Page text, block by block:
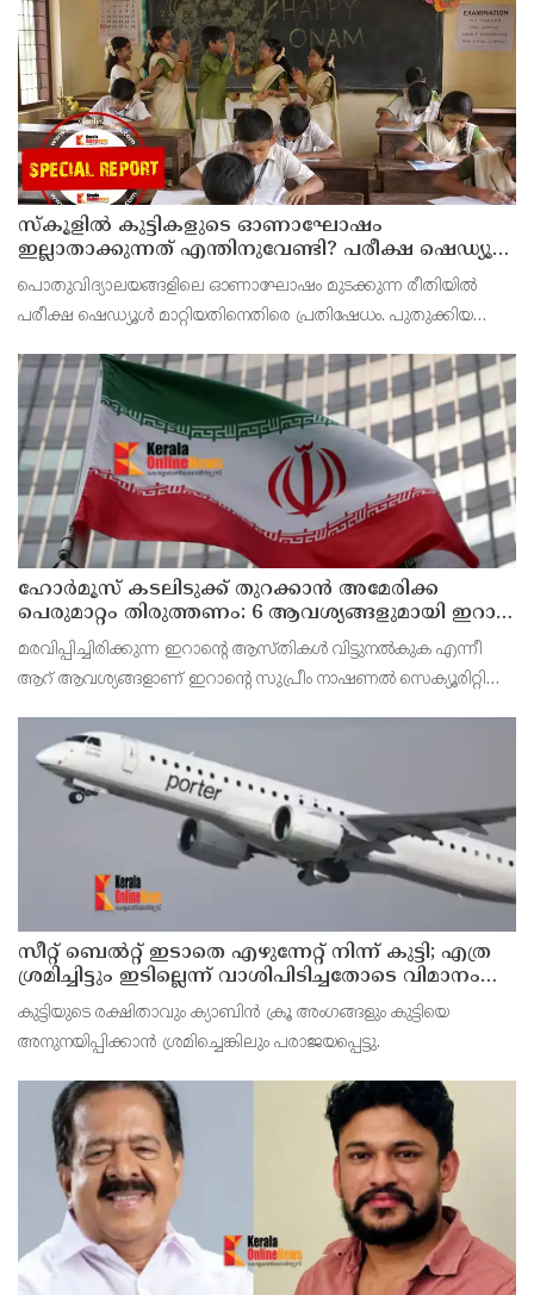
സ്‌കൂളില്‍ കുട്ടികളുടെ ഓണാഘോഷം
ഇല്ലാതാക്കുന്നത് എന്തിനുവേണ്ടി? പരീക്ഷ ഷെഡ്യൂള്‍
മാറ്റിയത് തിരുത്തുമോ?
പൊതുവിദ്യാലയങ്ങളിലെ ഓണാഘോഷം മുടക്കുന്ന രീതിയില്‍
പരീക്ഷ ഷെഡ്യൂള്‍ മാറ്റിയതിനെതിരെ പ്രതിഷേധം. പുതുക്കിയ
പരീക്ഷ നടത്തും.
ഹോര്‍മൂസ് കടലിടുക്ക് തുറക്കാന്‍ അമേരിക്ക
പെരുമാറ്റം തിരുത്തണം: 6 ആവശ്യങ്ങളുമായി ഇറാന്‍
ദേശീയ സുരക്ഷാ കൗണ്‍സില്‍
മരവിപ്പിച്ചിരിക്കുന്ന ഇറാന്റെ ആസ്തികള്‍ വിട്ടുനല്‍കുക എന്നീ
ആറ് ആവശ്യങ്ങളാണ് ഇറാന്റെ സുപ്രീം നാഷണല്‍ സെക്യൂരിറ്റി
സീറ്റ് ബെല്‍റ്റ് ഇടാതെ എഴുന്നേറ്റ് നിന്ന് കുട്ടി; എത്ര
ശ്രമിച്ചിട്ടും ഇടില്ലെന്ന് വാശിപിടിച്ചതോടെ വിമാനം
റദ്ദാക്കി
കുട്ടിയുടെ രക്ഷിതാവും ക്യാബിന്‍ ക്രൂ അംഗങ്ങളും കുട്ടിയെ
അനുനയിപ്പിക്കാന്‍ ശ്രമിച്ചെങ്കിലും പരാജയപ്പെട്ടു.